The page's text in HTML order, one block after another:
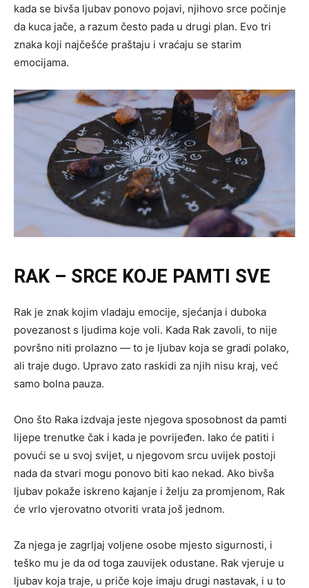
kada se bivša ljubav ponovo pojavi, njihovo srce počinje
da kuca jače, a razum često pada u drugi plan. Evo tri
znaka koji najčešće praštaju i vraćaju se starim
emocijama.
RAK – SRCE KOJE PAMTI SVE
Rak je znak kojim vladaju emocije, sjećanja i duboka
povezanost s ljudima koje voli. Kada Rak zavoli, to nije
površno niti prolazno — to je ljubav koja se gradi polako,
ali traje dugo. Upravo zato raskidi za njih nisu kraj, već
samo bolna pauza.
Ono što Raka izdvaja jeste njegova sposobnost da pamti
lijepe trenutke čak i kada je povrijeđen. Iako će patiti i
povući se u svoj svijet, u njegovom srcu uvijek postoji
nada da stvari mogu ponovo biti kao nekad. Ako bivša
ljubav pokaže iskreno kajanje i želju za promjenom, Rak
će vrlo vjerovatno otvoriti vrata još jednom.
Za njega je zagrljaj voljene osobe mjesto sigurnosti, i
teško mu je da od toga zauvijek odustane. Rak vjeruje u
ljubav koja traje, u priče koje imaju drugi nastavak, i u to